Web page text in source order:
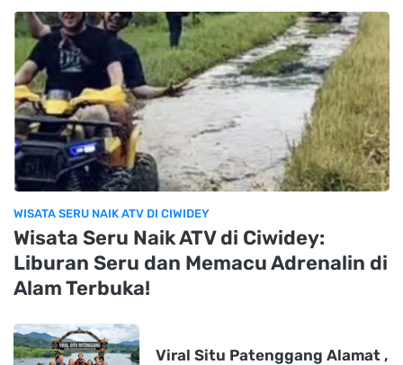
WISATA SERU NAIK ATV DI CIWIDEY
Wisata Seru Naik ATV di Ciwidey:
Liburan Seru dan Memacu Adrenalin di
Alam Terbuka!
Viral Situ Patenggang Alamat ,